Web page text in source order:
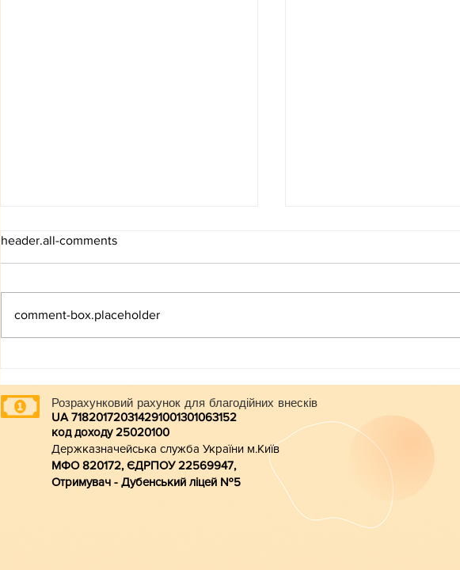
Небезпека зачепінгу
header.all-comments
comment-box.placeholder
Розрахунковий рахунок для благодійних внесків
UA 718201720314291001301063152
код доходу 25020100
Держказначейська служба України м.Київ
МФО 820172, ЄДРПОУ 22569947,
Отримувач - Дубенський ліцей №5